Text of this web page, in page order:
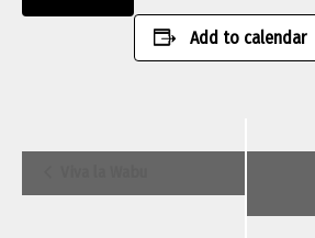
Add to calendar
Navigation